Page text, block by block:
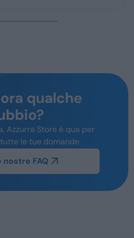
qualche
Azzurra Store è qua per
le tue domande.
nostre FAQ